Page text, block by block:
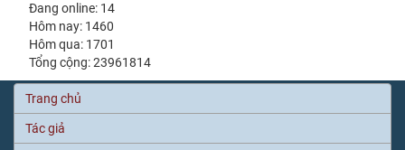
Đang online: 14
Hôm nay: 1460
Hôm qua: 1701
Tổng cộng: 23961814
Trang chủ
Tác giả